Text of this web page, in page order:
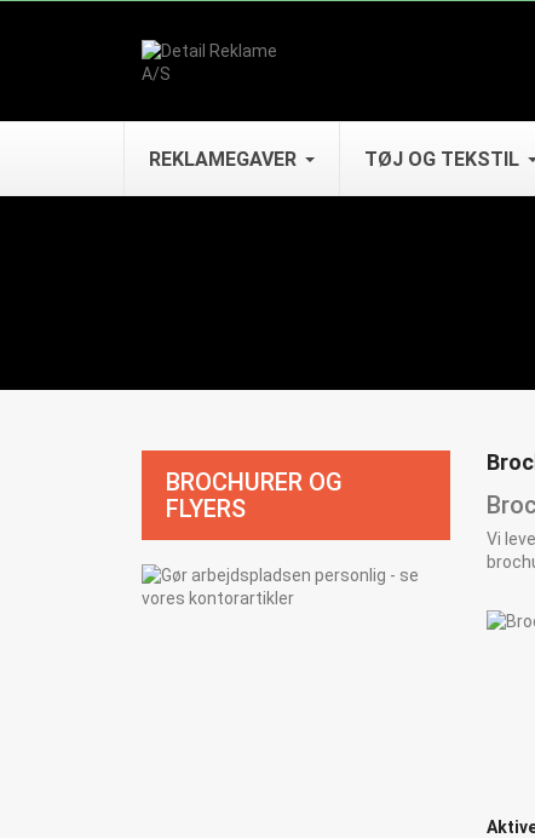
REKLAMEGAVER TØJ OG TEKSTIL
BROCHURER OG
FLYERS
Vi